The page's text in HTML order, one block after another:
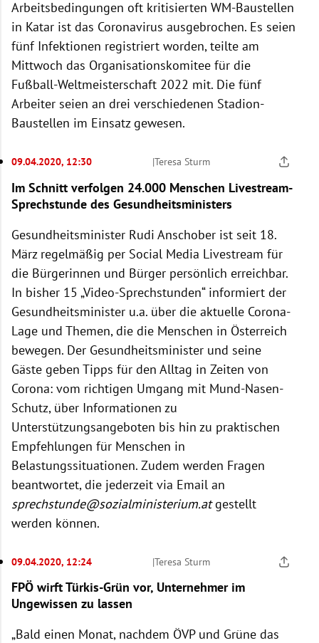
Arbeitsbedingungen oft kritisierten WM-Baustellen
in Katar ist das Coronavirus ausgebrochen. Es seien
fünf Infektionen registriert worden, teilte am
Mittwoch das Organisationskomitee für die
Fußball-Weltmeisterschaft 2022 mit. Die fünf
Arbeiter seien an drei verschiedenen Stadion-
Baustellen im Einsatz gewesen.
09.04.2020, 12:30 |Teresa Sturm
Im Schnitt verfolgen 24.000 Menschen Livestream-
Sprechstunde des Gesundheitsministers
Gesundheitsminister Rudi Anschober ist seit 18.
März regelmäßig per Social Media Livestream für
die Bürgerinnen und Bürger persönlich erreichbar.
In bisher 15 „Video-Sprechstunden“ informiert der
Gesundheitsminister u.a. über die aktuelle Corona-
Lage und Themen, die die Menschen in Österreich
bewegen. Der Gesundheitsminister und seine
Gäste geben Tipps für den Alltag in Zeiten von
Corona: vom richtigen Umgang mit Mund-Nasen-
Schutz, über Informationen zu
Unterstützungsangeboten bis hin zu praktischen
Empfehlungen für Menschen in
Belastungssituationen. Zudem werden Fragen
beantwortet, die jederzeit via Email an
sprechstunde@sozialministerium.atgestellt
werden können.
09.04.2020, 12:24 |Teresa Sturm
FPÖ wirft Türkis-Grün vor, Unternehmer im
Ungewissen zu lassen
„Bald einen Monat, nachdem ÖVP und Grüne das